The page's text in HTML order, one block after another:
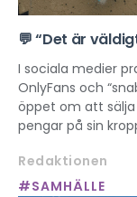
💬 “Det är
om sexuell
I sociala medier
OnlyFans och
öppet om att sälja
pengar på sin
påverkar hur
riskerar att
Redaktionen
#SAMHÄLLE